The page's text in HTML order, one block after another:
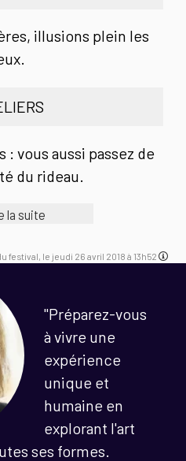
illusions plein les
: vous aussi passez de
du rideau.
la suite
festival, le jeudi 26 avril 2018 à 13h52
"Préparez-vous
à vivre une
expérience
unique et
humaine en
explorant l'art
ses formes.